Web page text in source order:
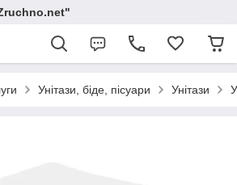
Унітази, біде, пісуари Унітази